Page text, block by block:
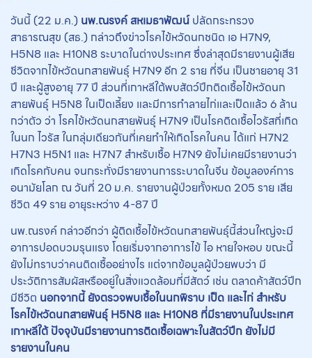
วันนี้ (22 ม.ค.) นพ.ณรงค์ สหเมธาพัฒน์ปลัดกระทรวง
สาธารณสุข (สธ.) กล่าวถึงข่าวโรคไข้หวัดนกชนิด เอ H7N9,
H5N8 และ H10N8 ระบาดในต่างประเทศ ซึ่งล่าสุดมีรายงานผู้เสีย
ชีวิตจากไข้หวัดนกสายพันธุ์ H7N9 อีก 2 ราย ที่จีน เป็นชายอายุ 31
ปี และผู้สูงอายุ 77 ปี ส่วนที่เกาหลีใต้พบสัตว์ปีกติดเชื้อไข้หวัดนก
สายพันธุ์ H5N8 ในเป็ดเลี้ยง และมีการทำลายไก่และเป็ดแล้ว 6 ล้าน
กว่าตัว ว่า โรคไข้หวัดนกสายพันธุ์ H7N9 เป็นโรคติดเชื้อไวรัสที่เกิด
ในนก ไวรัส ในกลุ่มเดียวกันที่เคยทำให้เกิดโรคในคน ได้แก่ H7N2
H7N3 H5N1 และ H7N7 สำหรับเชื้อ H7N9 ยังไม่เคยมีรายงานว่า
เกิดโรคกับคน จนกระทั่งมีรายงานการระบาดในจีน ข้อมูลองค์การ
อนามัยโลก ณ วันที่ 20 ม.ค. รายงานผู้ป่วยทั้งหมด 205 ราย เสีย
ชีวิต 49 ราย อายุระหว่าง 4-87 ปี
นพ.ณรงค์ กล่าวอีกว่า ผู้ติดเชื้อไข้หวัดนกสายพันธุ์นี้ส่วนใหญ่จะมี
อาการปอดบวมรุนแรง โดยเริ่มจากอาการไข้ ไอ หายใจหอบ ขณะนี้
ยังไม่ทราบว่าคนติดเชื้ออย่างไร แต่จากข้อมูลผู้ป่วยพบว่า มี
ประวัติการสัมผัสหรืออยู่ในสิ่งแวดล้อมที่มีสัตว์ เช่น ตลาดค้าสัตว์ปีก
มีชีวิต นอกจากนี้ ยังตรวจพบเชื้อในนกพิราบ เป็ด และไก่ สำหรับ
โรคไข้หวัดนกสายพันธุ์ H5N8 และ H10N8 ที่มีรายงานในประเทศ
เกาหลีใต้ ปัจจุบันมีรายงานการติดเชื้อเฉพาะในสัตว์ปีก ยังไม่มี
รายงานในคน